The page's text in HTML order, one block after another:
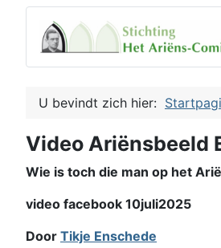
U bevindt zich hier:
Video Ariënsbeeld
Wie is toch die man op het
video facebook 10juli2025
Door Tikje Enschede